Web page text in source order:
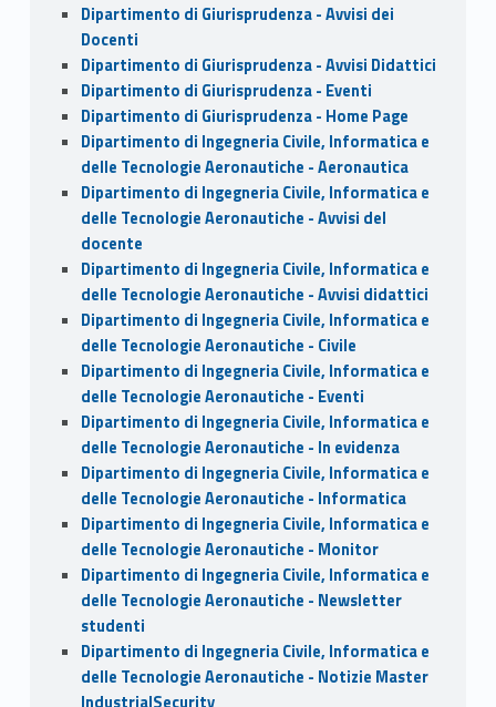
Dipartimento di Giurisprudenza - Avvisi dei
Docenti
Dipartimento di Giurisprudenza - Avvisi Didattici
Dipartimento di Giurisprudenza - Eventi
Dipartimento di Giurisprudenza - Home Page
Dipartimento di Ingegneria Civile, Informatica e
delle Tecnologie Aeronautiche - Aeronautica
Dipartimento di Ingegneria Civile, Informatica e
delle Tecnologie Aeronautiche - Avvisi del
docente
Dipartimento di Ingegneria Civile, Informatica e
delle Tecnologie Aeronautiche - Avvisi didattici
Dipartimento di Ingegneria Civile, Informatica e
delle Tecnologie Aeronautiche - Civile
Dipartimento di Ingegneria Civile, Informatica e
delle Tecnologie Aeronautiche - Eventi
Dipartimento di Ingegneria Civile, Informatica e
delle Tecnologie Aeronautiche - In evidenza
Dipartimento di Ingegneria Civile, Informatica e
delle Tecnologie Aeronautiche - Informatica
Dipartimento di Ingegneria Civile, Informatica e
delle Tecnologie Aeronautiche - Monitor
Dipartimento di Ingegneria Civile, Informatica e
delle Tecnologie Aeronautiche - Newsletter
studenti
Dipartimento di Ingegneria Civile, Informatica e
delle Tecnologie Aeronautiche - Notizie Master
IndustrialSecurity